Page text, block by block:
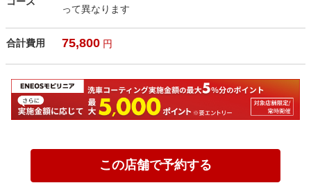
って異なります
合計費用 75,800 円
この店舗で予約する